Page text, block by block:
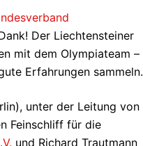
Der Liechtensteiner
mit dem Olympiateam –
Erfahrungen sammeln.
unter der Leitung von
Feinschliff für die
und Richard Trautmann